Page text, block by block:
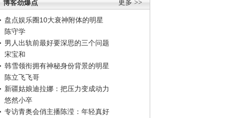
更多 >>
博客劲爆点
盘点娱乐圈10大衰神附体的明星
陈守学
男人出轨前最好要深思的三个问题
宋宝和
韩雪领衔拥有神秘身份背景的明星
陈立飞飞哥
新疆姑娘迪拉娜：把压力变成动力
悠然小卒
专访青奥会俏主播陈滢：年轻真好